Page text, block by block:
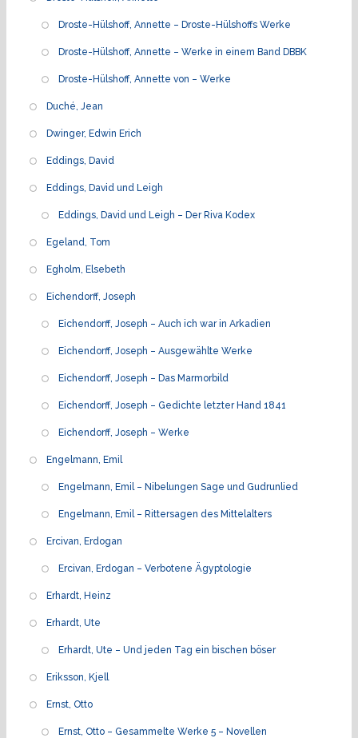
Droste-Hülshoff, Annette – Droste-Hülshoffs Werke
Droste-Hülshoff, Annette – Werke in einem Band DBBK
Droste-Hülshoff, Annette von – Werke
Duché, Jean
Dwinger, Edwin Erich
Eddings, David
Eddings, David und Leigh
Eddings, David und Leigh – Der Riva Kodex
Egeland, Tom
Egholm, Elsebeth
Eichendorff, Joseph
Eichendorff, Joseph – Auch ich war in Arkadien
Eichendorff, Joseph – Ausgewählte Werke
Eichendorff, Joseph – Das Marmorbild
Eichendorff, Joseph – Gedichte letzter Hand 1841
Eichendorff, Joseph – Werke
Engelmann, Emil
Engelmann, Emil – Nibelungen Sage und Gudrunlied
Engelmann, Emil – Rittersagen des Mittelalters
Ercivan, Erdogan
Ercivan, Erdogan – Verbotene Ägyptologie
Erhardt, Heinz
Erhardt, Ute
Erhardt, Ute – Und jeden Tag ein bischen böser
Eriksson, Kjell
Ernst, Otto
Ernst, Otto – Gesammelte Werke 5 – Novellen